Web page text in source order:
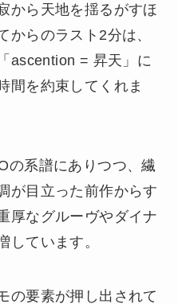
から天地を揺るがすほ
からのラスト2分は、
ascention = 昇天」に
間を約束してくれま
系譜にありつつ、繊
が目立った前作からす
厚なグルーヴやダイナ
しています。
の要素が押し出されて